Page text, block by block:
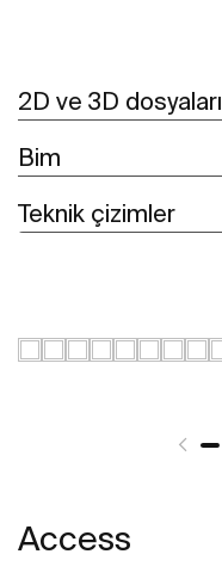
2D ve 3D dosyaları
Bim
Teknik çizimler
Access